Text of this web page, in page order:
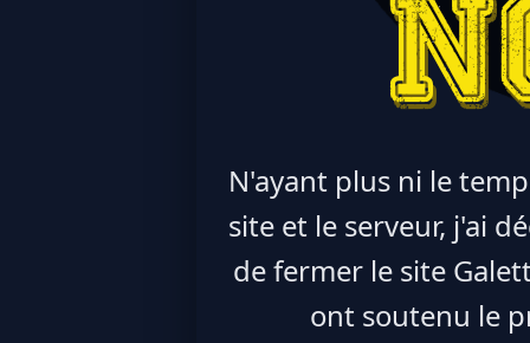
N'ayant plus ni le
site et le serveur, j'ai
de fermer le site
ont soutenu le